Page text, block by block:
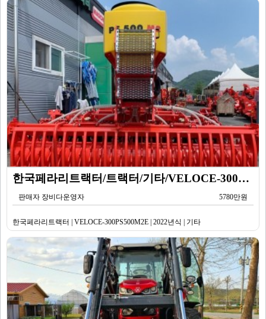
한국페라리트랙터/트랙터/기타/VELOCE-300PS500M2E/2022년식
판매자 장비다운영자 5780만원
한국페라리트랙터 | VELOCE-300PS500M2E | 2022년식 | 기타